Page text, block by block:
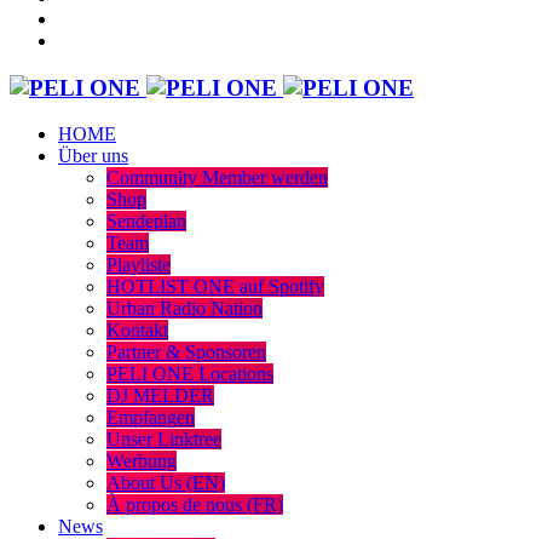
HOME
Über uns
Community Member werden
Shop
Sendeplan
Team
Playliste
HOTLIST ONE auf Spotify
Urban Radio Nation
Kontakt
Partner & Sponsoren
PELI ONE Locations
DJ MELDER
Empfangen
Unser Linktree
Werbung
About Us (EN)
À propos de nous (FR)
News